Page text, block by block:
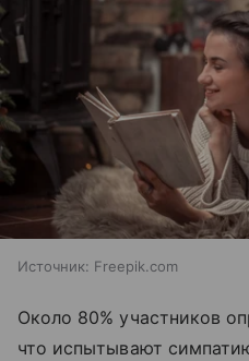
Источник: Freepik.com
Около 80% участников
что испытывают